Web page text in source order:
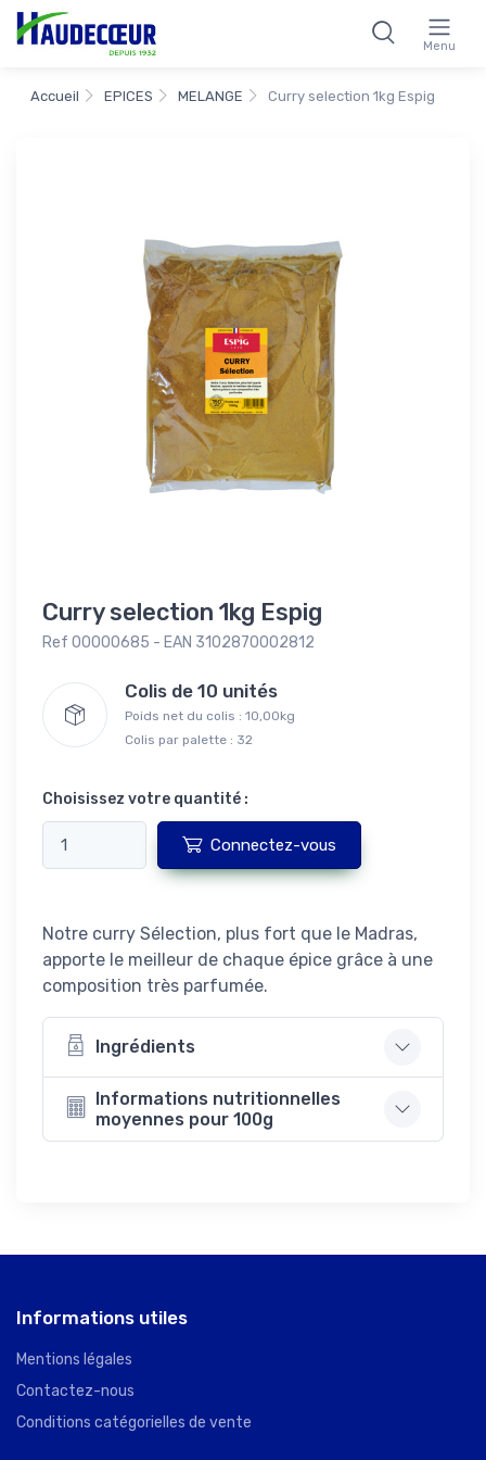
Menu
Accueil EPICES MELANGE Curry selection 1kg Espig
Curry selection 1kg Espig
Ref 00000685 - EAN 3102870002812
Colis de 10 unités
Poids net du colis : 10,00kg
Colis par palette : 32
Choisissez votre quantité :
Connectez-vous
Notre curry Sélection, plus fort que le Madras,
apporte le meilleur de chaque épice grâce à une
composition très parfumée.
Ingrédients
Informations nutritionnelles
moyennes pour 100g
Informations utiles
Mentions légales
Contactez-nous
Conditions catégorielles de vente